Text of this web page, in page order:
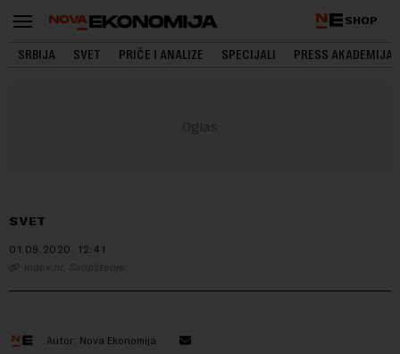
SHOP
SRBIJA SVET PRIČE I ANALIZE SPECIJALI PRESS AKADEMIJA
SVET
01.09.2020. 12:41
Index.hr, Saopštenje
Autor: Nova Ekonomija